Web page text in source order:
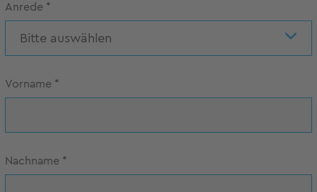
Anrede *
Bitte auswählen
Vorname *
Nachname *